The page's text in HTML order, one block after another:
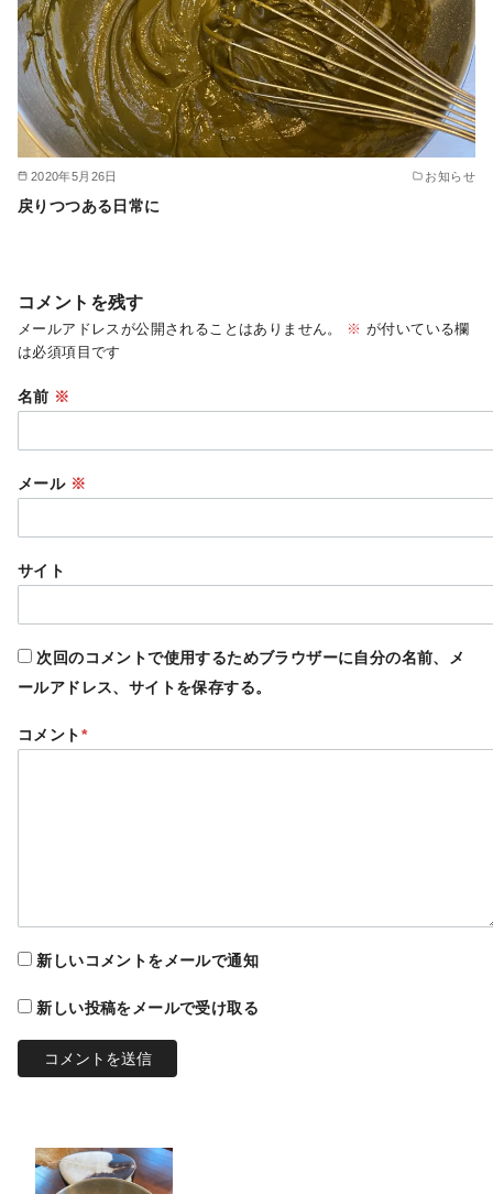
2020年5月26日 お知らせ
戻りつつある日常に
コメントを残す
メールアドレスが公開されることはありません。 ※ が付いている欄
は必須項目です
名前 ※
メール ※
サイト
次回のコメントで使用するためブラウザーに自分の名前、メ
ールアドレス、サイトを保存する。
コメント*
新しいコメントをメールで通知
新しい投稿をメールで受け取る